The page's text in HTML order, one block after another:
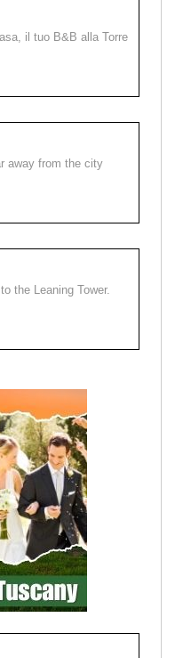
il tuo B&B alla Torre
away from the city
the Leaning Tower.